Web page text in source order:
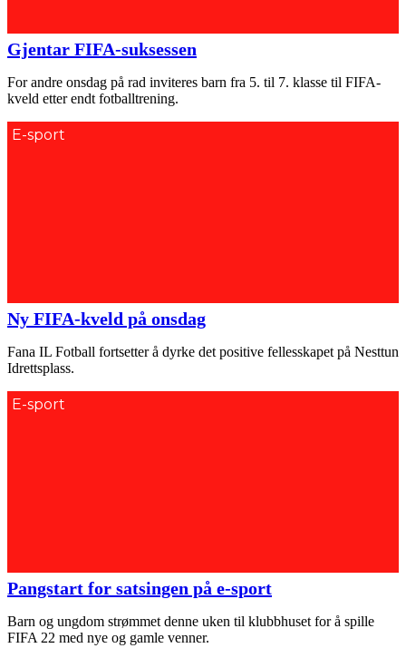
Gjentar FIFA-suksessen
For andre onsdag på rad inviteres barn fra 5. til 7. klasse til FIFA-
kveld etter endt fotballtrening.
E-sport
Ny FIFA-kveld på onsdag
Fana IL Fotball fortsetter å dyrke det positive fellesskapet på Nesttun
Idrettsplass.
E-sport
Pangstart for satsingen på e-sport
Barn og ungdom strømmet denne uken til klubbhuset for å spille
FIFA 22 med nye og gamle venner.